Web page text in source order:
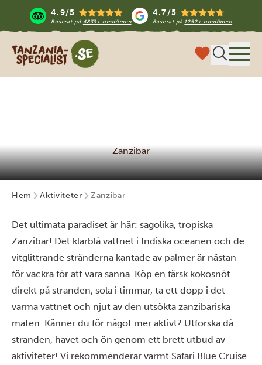
4.9/5
Baserat på 4833+ omdömen
4.7/5
Baserat på1252+ omdömen
Tanzania Specialist
Zanzibar
Hem Aktiviteter Zanzibar
Det ultimata paradiset är här: sagolika, tropiska
Zanzibar! Det klarblå vattnet i Indiska oceanen och de
vitglittrande stränderna kantade av palmer är nästan
för vackra för att vara sanna. Köp en färsk kokosnöt
direkt på stranden, sola i timmar, ta ett dopp i det
varma vattnet och njut av den utsökta zanzibariska
maten. Känner du för något mer aktivt? Utforska då
stranden, havet och ön genom ett brett utbud av
aktiviteter! Vi rekommenderar varmt Safari Blue Cruise